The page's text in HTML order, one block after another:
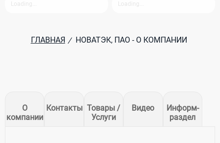
ГЛАВНАЯ / НОВАТЭК, ПАО - О КОМПАНИИ
О
компании
Контакты Товары /
Услуги
Видео
Информ-
раздел